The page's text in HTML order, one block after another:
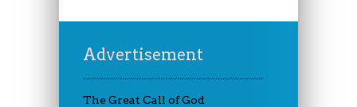
Advertisement
The Great Call of God